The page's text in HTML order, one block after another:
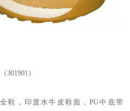
301901）
全鞋，印度水牛皮鞋面，PU中底带